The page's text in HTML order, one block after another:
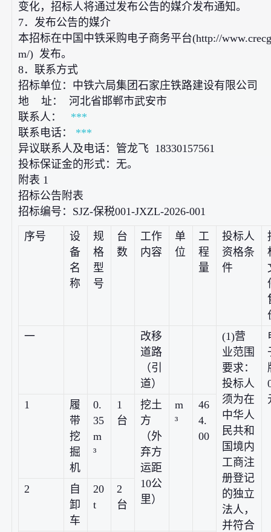
变化，招标人将通过发布公告的媒介发布通知。
7．发布公告的媒介
本招标在中国中铁采购电子商务平台(http://
m/) 发布。
8．联系方式
招标单位：中铁六局集团石家庄铁路建设有限公司
地 址： 河北省邯郸市武安市
联系人： ***
联系电话： ***
异议联系人及电话：管龙飞 18330157561
投标保证金的形式：无。
附表 1
招标公告附表
招标编号：SJZ-保税001-JXZL-2026-001
序号
设
备
名
称
规
格
型
号
台
数
工作
内容
单
位
工
程
量
投标人
资格条
件
一
改移
道路
（引
道）
(1)营
业范围
要求：
投标人
须为在
中华人
民共和
国境内
工商注
册登记
的独立
法人，
并符合
1
履
带
挖
掘
机
0.
35
m
³
1
台
挖土
方
（外
弃方
运距
10公
里）
m
³
46
4.
00
2
自
卸
车
20
t
2
台